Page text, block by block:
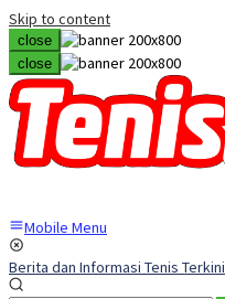
Skip to content
close
close
Mobile Menu
Berita dan Informasi Tenis Terkini